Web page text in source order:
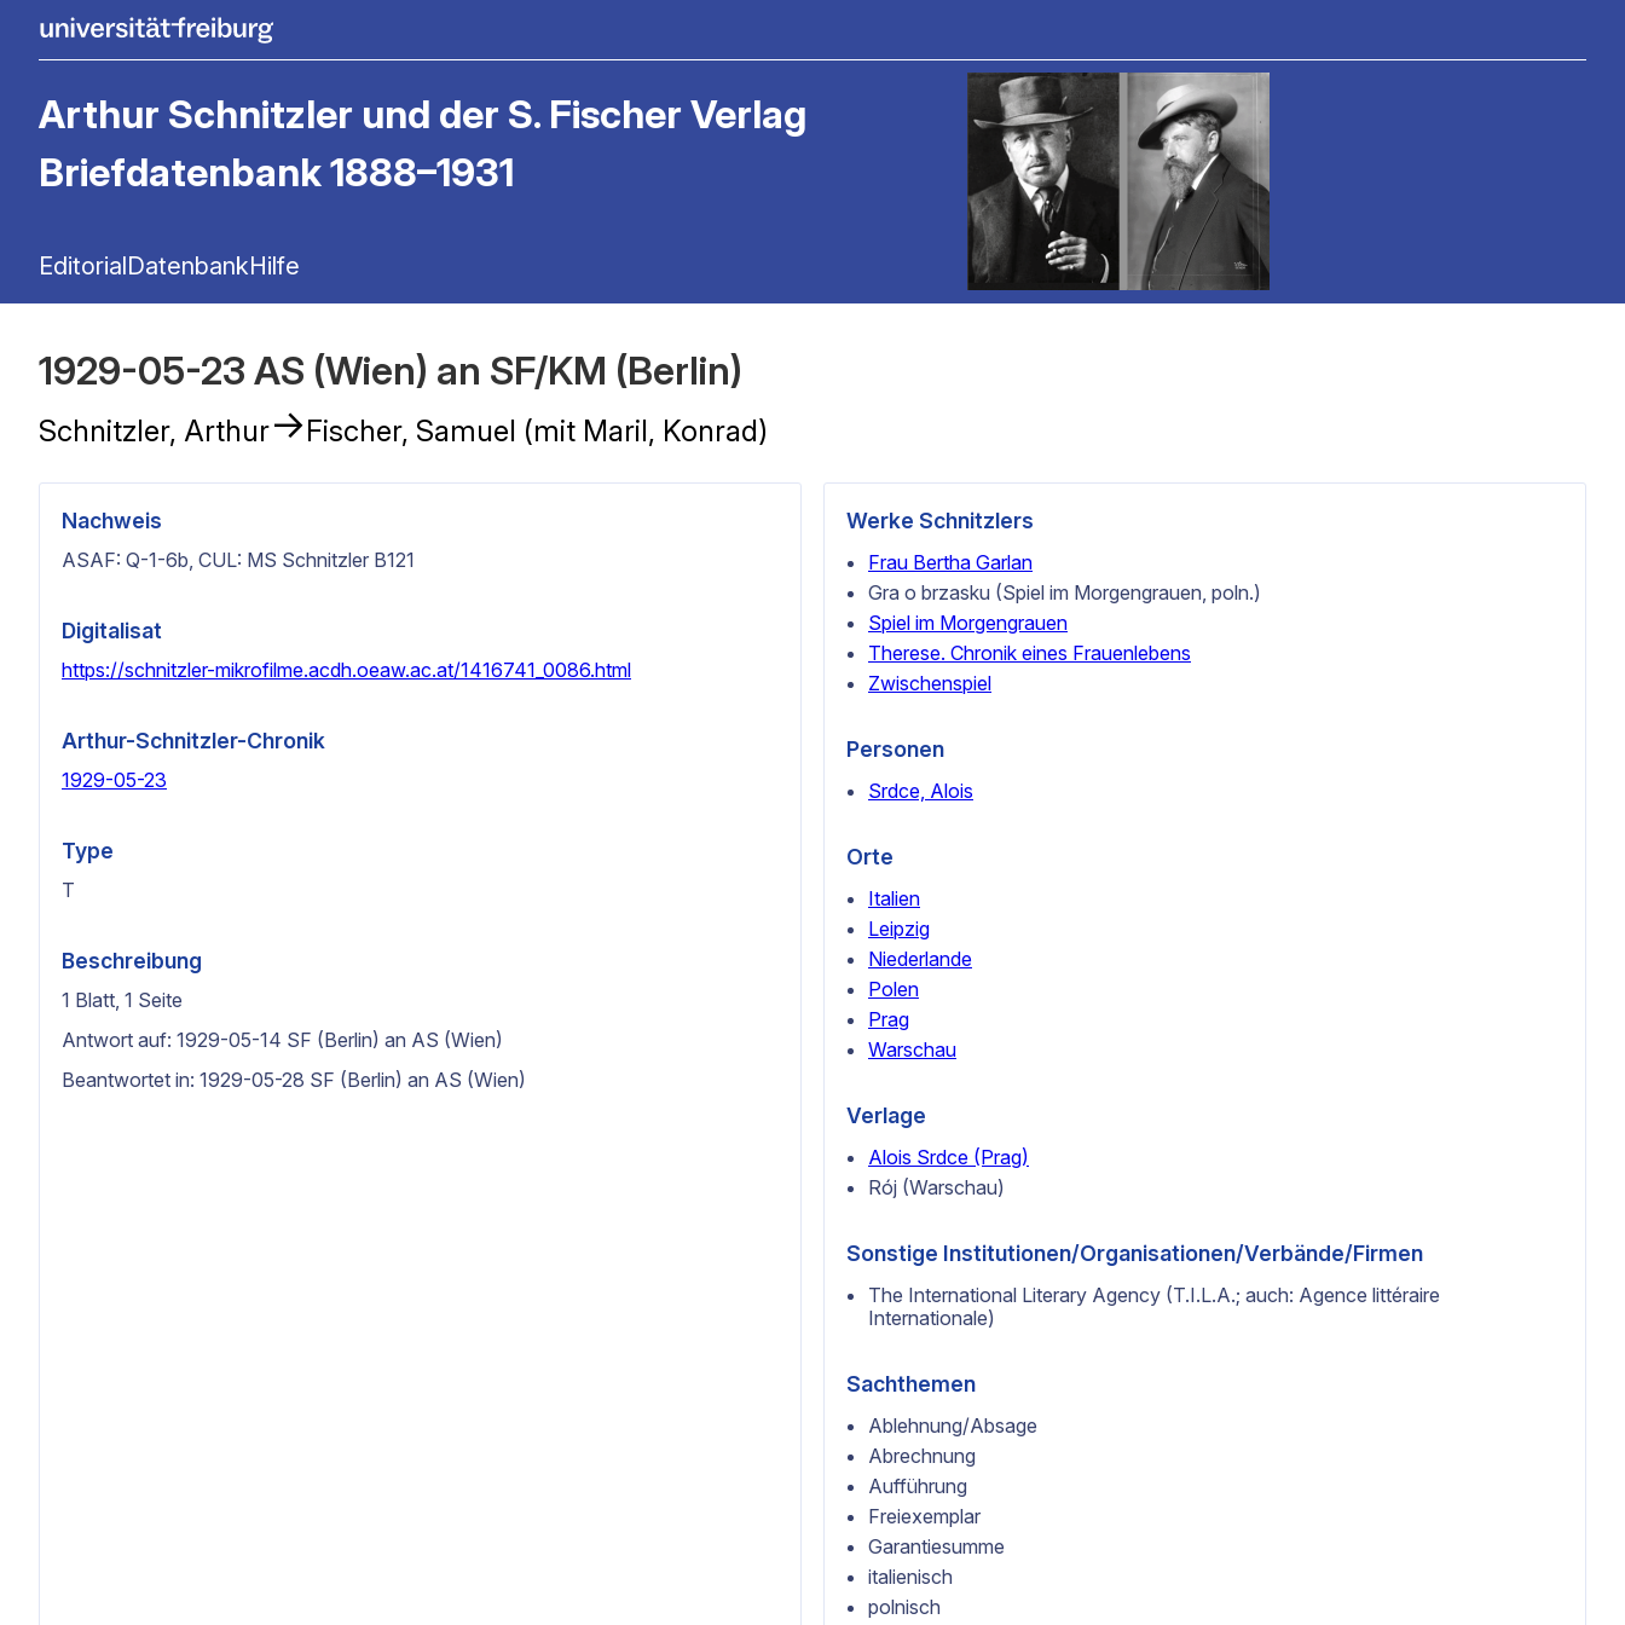
Arthur Schnitzler und der S. Fischer Verlag
Briefdatenbank 1888–1931
EditorialDatenbankHilfe
1929-05-23 AS (Wien) an SF/KM (Berlin)
Schnitzler, Arthur→Fischer, Samuel (mit Maril, Konrad)
Nachweis
ASAF: Q-1-6b, CUL: MS Schnitzler B121
Digitalisat
https://schnitzler-mikrofilme.acdh.oeaw.ac.at/1416741_0086.html
Arthur-Schnitzler-Chronik
1929-05-23
Type
T
Beschreibung
1 Blatt, 1 Seite
Antwort auf: 1929-05-14 SF (Berlin) an AS (Wien)
Beantwortet in: 1929-05-28 SF (Berlin) an AS (Wien)
Werke Schnitzlers
Frau Bertha Garlan
Gra o brzasku (Spiel im Morgengrauen, poln.)
Spiel im Morgengrauen
Therese. Chronik eines Frauenlebens
Zwischenspiel
Personen
Srdce, Alois
Orte
Italien
Leipzig
Niederlande
Polen
Prag
Warschau
Verlage
Alois Srdce (Prag)
Rój (Warschau)
Sonstige Institutionen/Organisationen/Verbände/Firmen
The International Literary Agency (T.I.L.A.; auch: Agence littéraire
Internationale)
Sachthemen
Ablehnung/Absage
Abrechnung
Aufführung
Freiexemplar
Garantiesumme
italienisch
polnisch